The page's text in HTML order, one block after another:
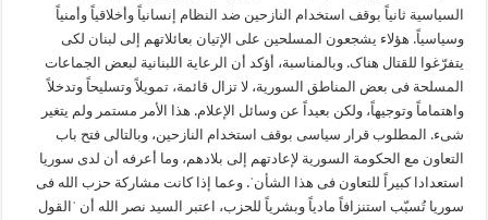
السیاسیة ثانیاً بوقف استخدام النازحین ضد النظام إنسانیاً وأخلاقیاً وأمنیاً
وسیاسیاً. هؤلاء یشجعون المسلحین علی الإتیان بعائلاتهم إلی لبنان لکی
یتفرّغوا للقتال هناک. وبالمناسبة، أؤکد أن الرعایة اللبنانیة لبعض الجماعات
المسلحة فی بعض المناطق السوریة، لا تزال قائمة، تمویلاً وتسلیحاً وتدخلاً
واهتماماً وتوجیهاً، ولکن بعیداً عن وسائل الإعلام. هذا الأمر مستمر ولم یتغیر
شیء. المطلوب قرار سیاسی بوقف استخدام النازحین، وبالتالی فتح باب
التعاون مع الحکومة السوریة لإعادتهم إلی بلادهم، وما أعرفه أن لدی سوریا
استعدادا کبیراً للتعاون فی هذا الشأنˈ. وعما إذا کانت مشارکة حزب الله فی
سوریا تُسبّب استنزافاً مادیاً وبشریاً للحزب، اعتبر السید نصر الله أن ˈالقول